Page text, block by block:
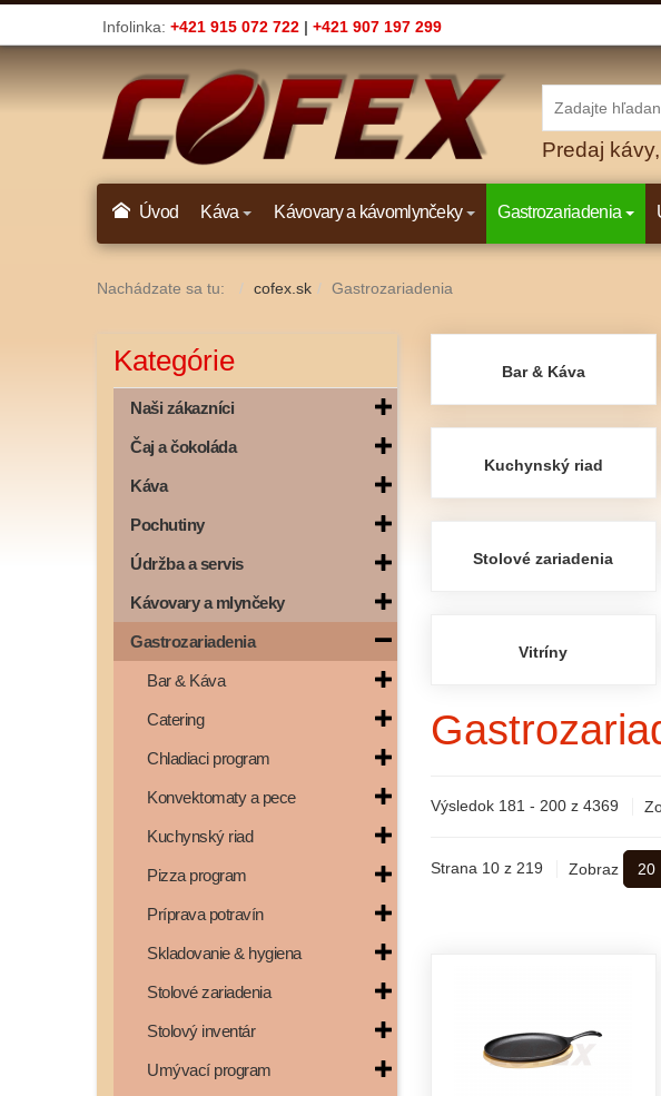
Infolinka: +421 915 072 722 | +421 907 197 299
Predaj
Úvod Káva Kávovary a kávomlynčeky Gastrozariadenia
Nachádzate sa tu: cofex.sk Gastrozariadenia
Bar & Káva
Kuchynský riad
Stolové zariadenia
Vitríny
Výsledok 181 - 200 z 4369
Strana 10 z 219 Zobraz 20
Kategórie
Naši zákazníci
Čaj a čokoláda
Káva
Pochutiny
Údržba a servis
Kávovary a mlynčeky
Gastrozariadenia
Bar & Káva
Catering
Chladiaci program
Konvektomaty a pece
Kuchynský riad
Pizza program
Príprava potravín
Skladovanie & hygiena
Stolové zariadenia
Stolový inventár
Umývací program